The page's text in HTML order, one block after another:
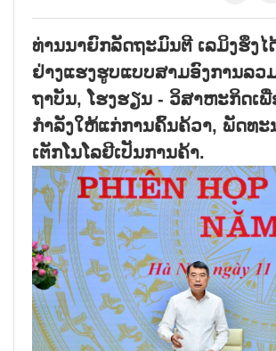
ທ່ານ​ນາ​ຍົກ​ລັດ​ຖະ​ມົນ​ຕີ ເລ​ມິງ​ຮຶງ​
ຢ່າງ​ແຮງ​ຮູບ​ແບບ​ສາມ​ອົງ​ການ​ລວ
ຖາ​ບັນ, ໂຮງ​ຮຽນ - ວິ​ສາ​ຫະ​ກິດ​ເ
ກຳ​ລັງ​ໃຫ້​ແກ່​ການ​ຄົ້ນ​ຄ້ວາ, ພັ​​ດທ
ເຕັກ​ໂນ​ໂລ​ຢີ​ເປັນ​ການ​ຄ້າ.